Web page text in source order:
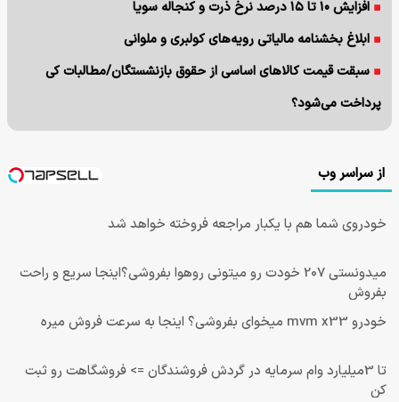
افزایش ۱۰ تا ۱۵ درصد نرخ ذرت و کنجاله سویا
ابلاغ بخشنامه مالیاتی رویه‌های کولبری و ملوانی
سبقت قیمت کالاهای اساسی از حقوق بازنشستگان/مطالبات کی
پرداخت می‌شود؟
از سراسر وب
خودروی شما هم با یکبار مراجعه فروخته خواهد شد
میدونستی 207 خودت رو میتونی روهوا بفروشی؟اینجا سریع و راحت
بفروش
خودرو mvm x33 میخوای بفروشی؟ اینجا به سرعت فروش میره
تا 3میلیارد وام سرمایه در گردش فروشندگان => فروشگاهت رو ثبت
کن